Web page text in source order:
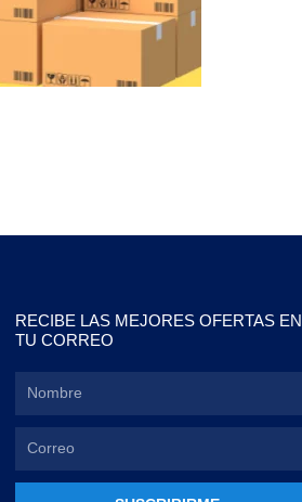
RECIBE LAS MEJORES OFERTAS EN
TU CORREO